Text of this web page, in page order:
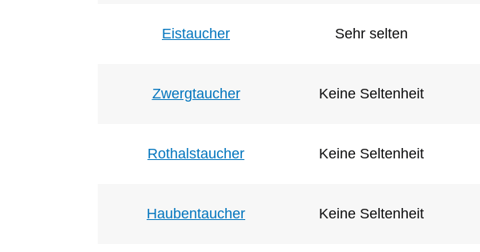
Eistaucher Sehr selten
Zwergtaucher Keine Seltenheit
Rothalstaucher Keine Seltenheit
Haubentaucher Keine Seltenheit